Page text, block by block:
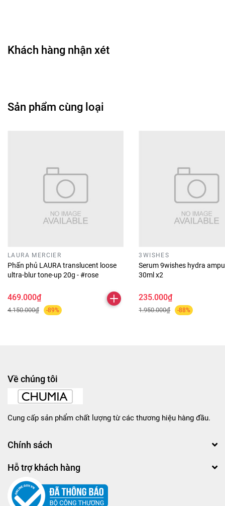
Khách hàng nhận xét
Sản phẩm cùng loại
LAURA MERCIER
Phấn phủ LAURA translucent loose
ultra-blur tone-up 20g - #rose
469.000₫
4.150.000₫ -89%
3WISHES
Serum 9wishes hydra
30ml x2
235.000₫
1.950.000₫ -88%
Về chúng tôi
Cung cấp sản phẩm chất lượng từ các thương hiệu hàng đầu.
Chính sách
Hỗ trợ khách hàng